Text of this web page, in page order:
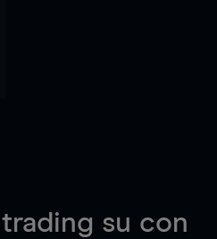
su con